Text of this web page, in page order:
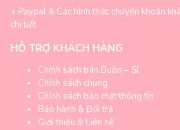
+ Paypal & Các hình thức chuyển khoản
chi tiết.
HỖ TRỢ KHÁCH HÀNG
Chính sách bán Buôn – Sỉ
Chính sách chung
Chính sách bảo mật thông tin
Bảo hành & Đổi trả
Giới thiệu & Liên hệ